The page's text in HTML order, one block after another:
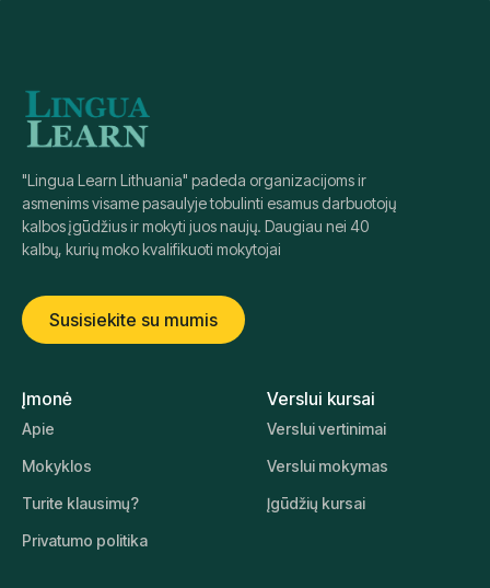
"Lingua Learn Lithuania" padeda organizacijoms ir
asmenims visame pasaulyje tobulinti esamus darbuotojų
kalbos įgūdžius ir mokyti juos naujų. Daugiau nei 40